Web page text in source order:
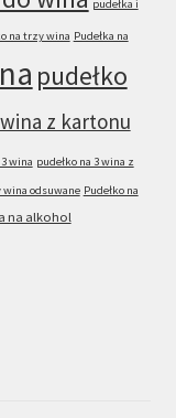
pudełka i
na trzy wina Pudełka na
pudełko
z kartonu
wina pudełko na 3 wina z
wina odsuwane Pudełko na
na alkohol